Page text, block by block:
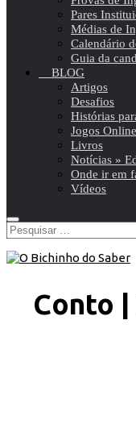
Pares
Médias de
Calendário
Guia da
BLOG
Artigos
Desafios
Histórias
Jogos Online
Livros
Notícias »
Onde ir em
Vídeos
Pesquisar
por:
Conto